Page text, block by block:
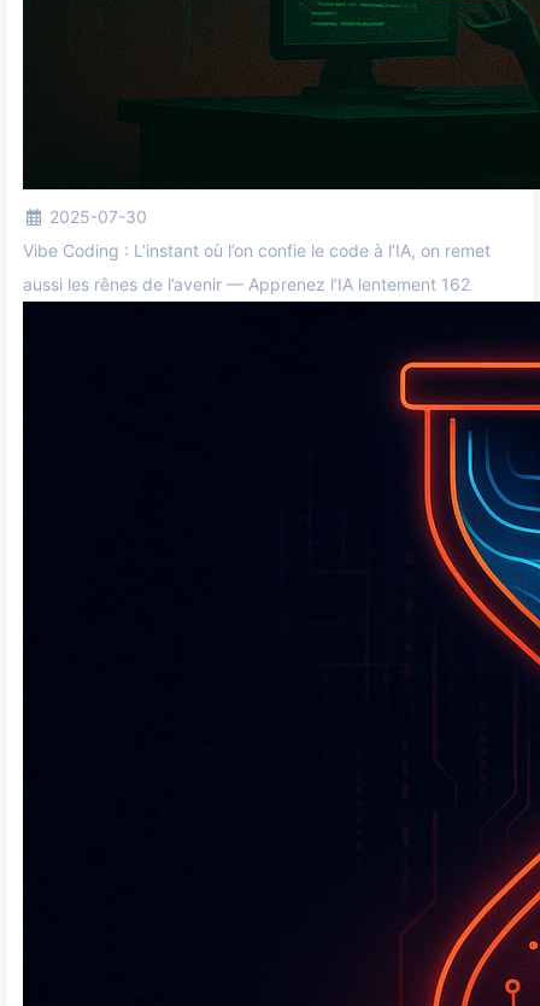
2025-07-30
Vibe Coding : L’instant où l’on confie le code à l’IA, on remet
aussi les rênes de l’avenir — Apprenez l’IA lentement 162